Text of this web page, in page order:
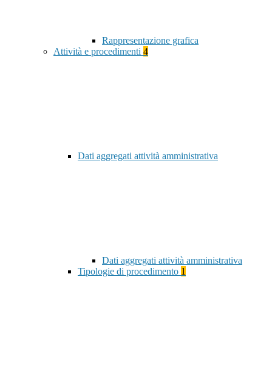
Rappresentazione grafica
Attività e procedimenti 4
Dati aggregati attività amministrativa
Dati aggregati attività amministrativa
Tipologie di procedimento 1